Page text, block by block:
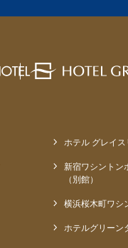
ホテル グレイ
新宿ワシントン
（別館）
横浜桜木町ワシ
ホテルグリーン